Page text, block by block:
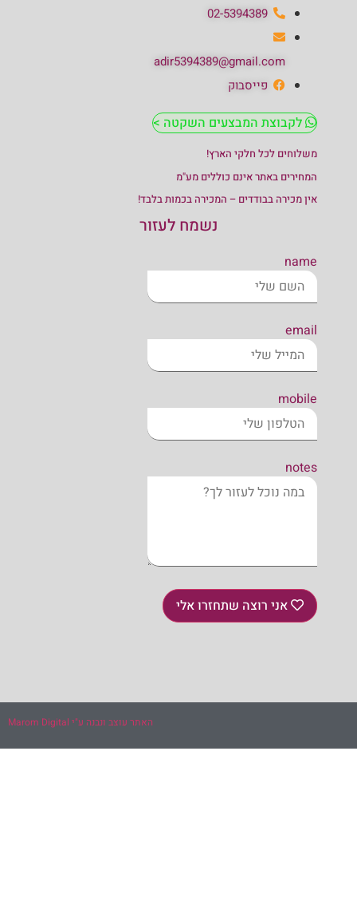
02-5394389
adir5394389@gmail.com
פייסבוק
לקבוצת המבצעים השקטה >
משלוחים לכל חלקי הארץ!
המחירים באתר אינם כוללים מע"מ
אין מכירה בבודדים – המכירה בכמות בלבד!
נשמח לעזור
name
email
mobile
notes
אני רוצה שתחזרו אלי
האתר עוצב ונבנה ע"י Marom Digital